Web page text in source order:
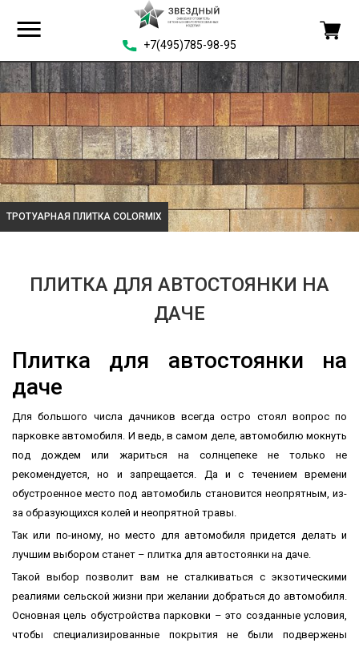
+7(495)785-98-95
ТРОТУАРНАЯ ПЛИТКА COLORMIX
ПЛИТКА ДЛЯ АВТОСТОЯНКИ НА
ДАЧЕ
Плитка для автостоянки на
даче
Для большого числа дачников всегда остро стоял вопрос по
парковке автомобиля. И ведь, в самом деле, автомобилю мокнуть
под дождем или жариться на солнцепеке не только не
рекомендуется, но и запрещается. Да и с течением времени
обустроенное место под автомобиль становится неопрятным, из-
за образующихся колей и неопрятной травы.
Так или по-иному, но место для автомобиля придется делать и
лучшим выбором станет – плитка для автостоянки на даче.
Такой выбор позволит вам не сталкиваться с экзотическими
реалиями сельской жизни при желании добраться до автомобиля.
Основная цель обустройства парковки – это созданные условия,
чтобы специализированные покрытия не были подвержены